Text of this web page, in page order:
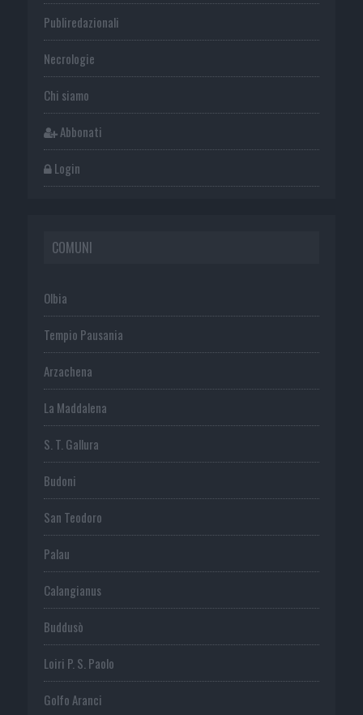
Publiredazionali
Necrologie
Chi siamo
Abbonati
Login
COMUNI
Olbia
Tempio Pausania
Arzachena
La Maddalena
S. T. Gallura
Budoni
San Teodoro
Palau
Calangianus
Buddusò
Loiri P. S. Paolo
Golfo Aranci